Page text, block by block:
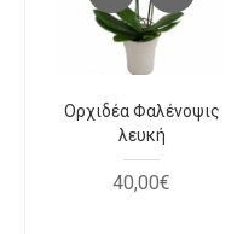
Ορχιδέα Φαλένοψις
λευκή
40,00€